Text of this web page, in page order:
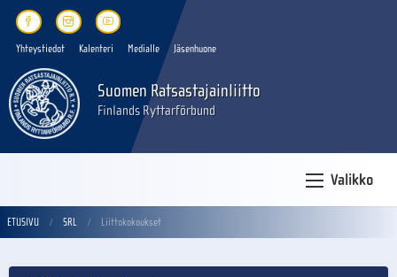
Yhteystiedot Kalenteri Medialle Jäsenhuone
Suomen Ratsastajainliitto
Finlands Ryttarförbund
Valikko
ETUSIVU SRL Liittokokoukset